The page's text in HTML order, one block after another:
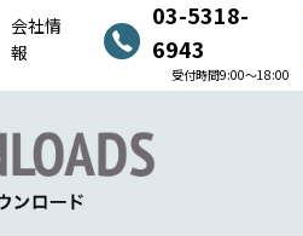
会社情
報
03-5318-
6943
受付時間9:00〜18:00